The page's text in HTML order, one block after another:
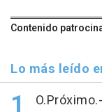
Contenido
Lo más leído